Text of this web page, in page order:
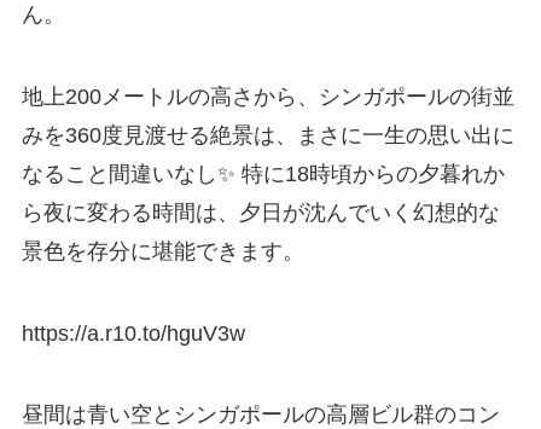
ん。
地上200メートルの高さから、シンガポールの街並
みを360度見渡せる絶景は、まさに一生の思い出に
なること間違いなし✨ 特に18時頃からの夕暮れか
ら夜に変わる時間は、夕日が沈んでいく幻想的な
景色を存分に堪能できます。
https://a.r10.to/hguV3w
昼間は青い空とシンガポールの高層ビル群のコン